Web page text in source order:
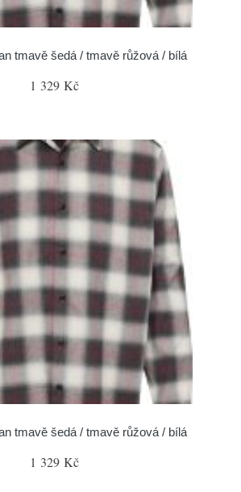
tmavě šedá / tmavě růžová / bílá
1 329 Kč
tmavě šedá / tmavě růžová / bílá
1 329 Kč